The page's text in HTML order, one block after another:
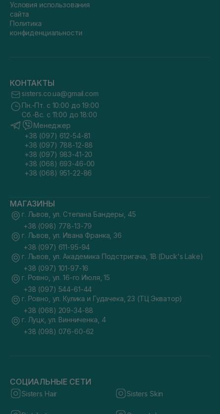
Условия использования
сайта
Политика
конфиденциальности
КОНТАКТЫ
sisters.co.ua@gmail.com
Пн.-Пт. с 10:00 до 19:00
Сб.-Вс. с 11:00 до 18:00
Менеджер
+38 (097) 612-54-81
+38 (097) 788-12-88
+38 (097) 983-41-20
+38 (068) 693-46-00
+38 (068) 951-22-86
МАГАЗИНЫ
г. Львов, ул. Степана Бандеры, 45
+38 (098) 778-13-79
г. Львов, ул. Ивана Франка, 36
+38 (097) 611-95-94
г. Львов, ул. Академика Подстригача, 1В (Duck's Lake)
+38 (097) 101-97-16
г. Ровно, ул. 16-го Июля, 15
+38 (097) 544-61-44
г. Ровно, ул. Кулика и Гудачека, 23 (ТЦ Экватор)
+38 (068) 209-34-88
г. Луцк, ул. Винниченка, 4
+38 (098) 076-60-62
СОЦИАЛЬНЫЕ СЕТИ
Sisters Hair Sisters Skin